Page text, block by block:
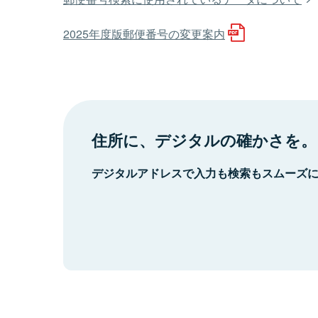
2025年度版郵便番号の変更案内
住所に、デジタルの確かさを。
デジタルアドレスで入力も検索もスムーズ